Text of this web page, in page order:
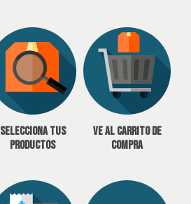
Selecciona tus
productos
Ve al carrito de
compra